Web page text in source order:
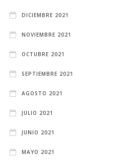
DICIEMBRE 2021
NOVIEMBRE 2021
OCTUBRE 2021
SEPTIEMBRE 2021
AGOSTO 2021
JULIO 2021
JUNIO 2021
MAYO 2021